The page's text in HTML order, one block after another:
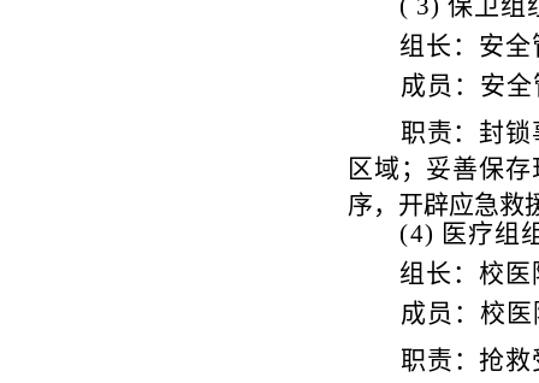
( 3) 保卫组
组 长：安
成 员 ：安
职责：封
区域；妥善保
序，开辟应急救
(4) 医疗组
组 长：校
成 员：校
职责：抢